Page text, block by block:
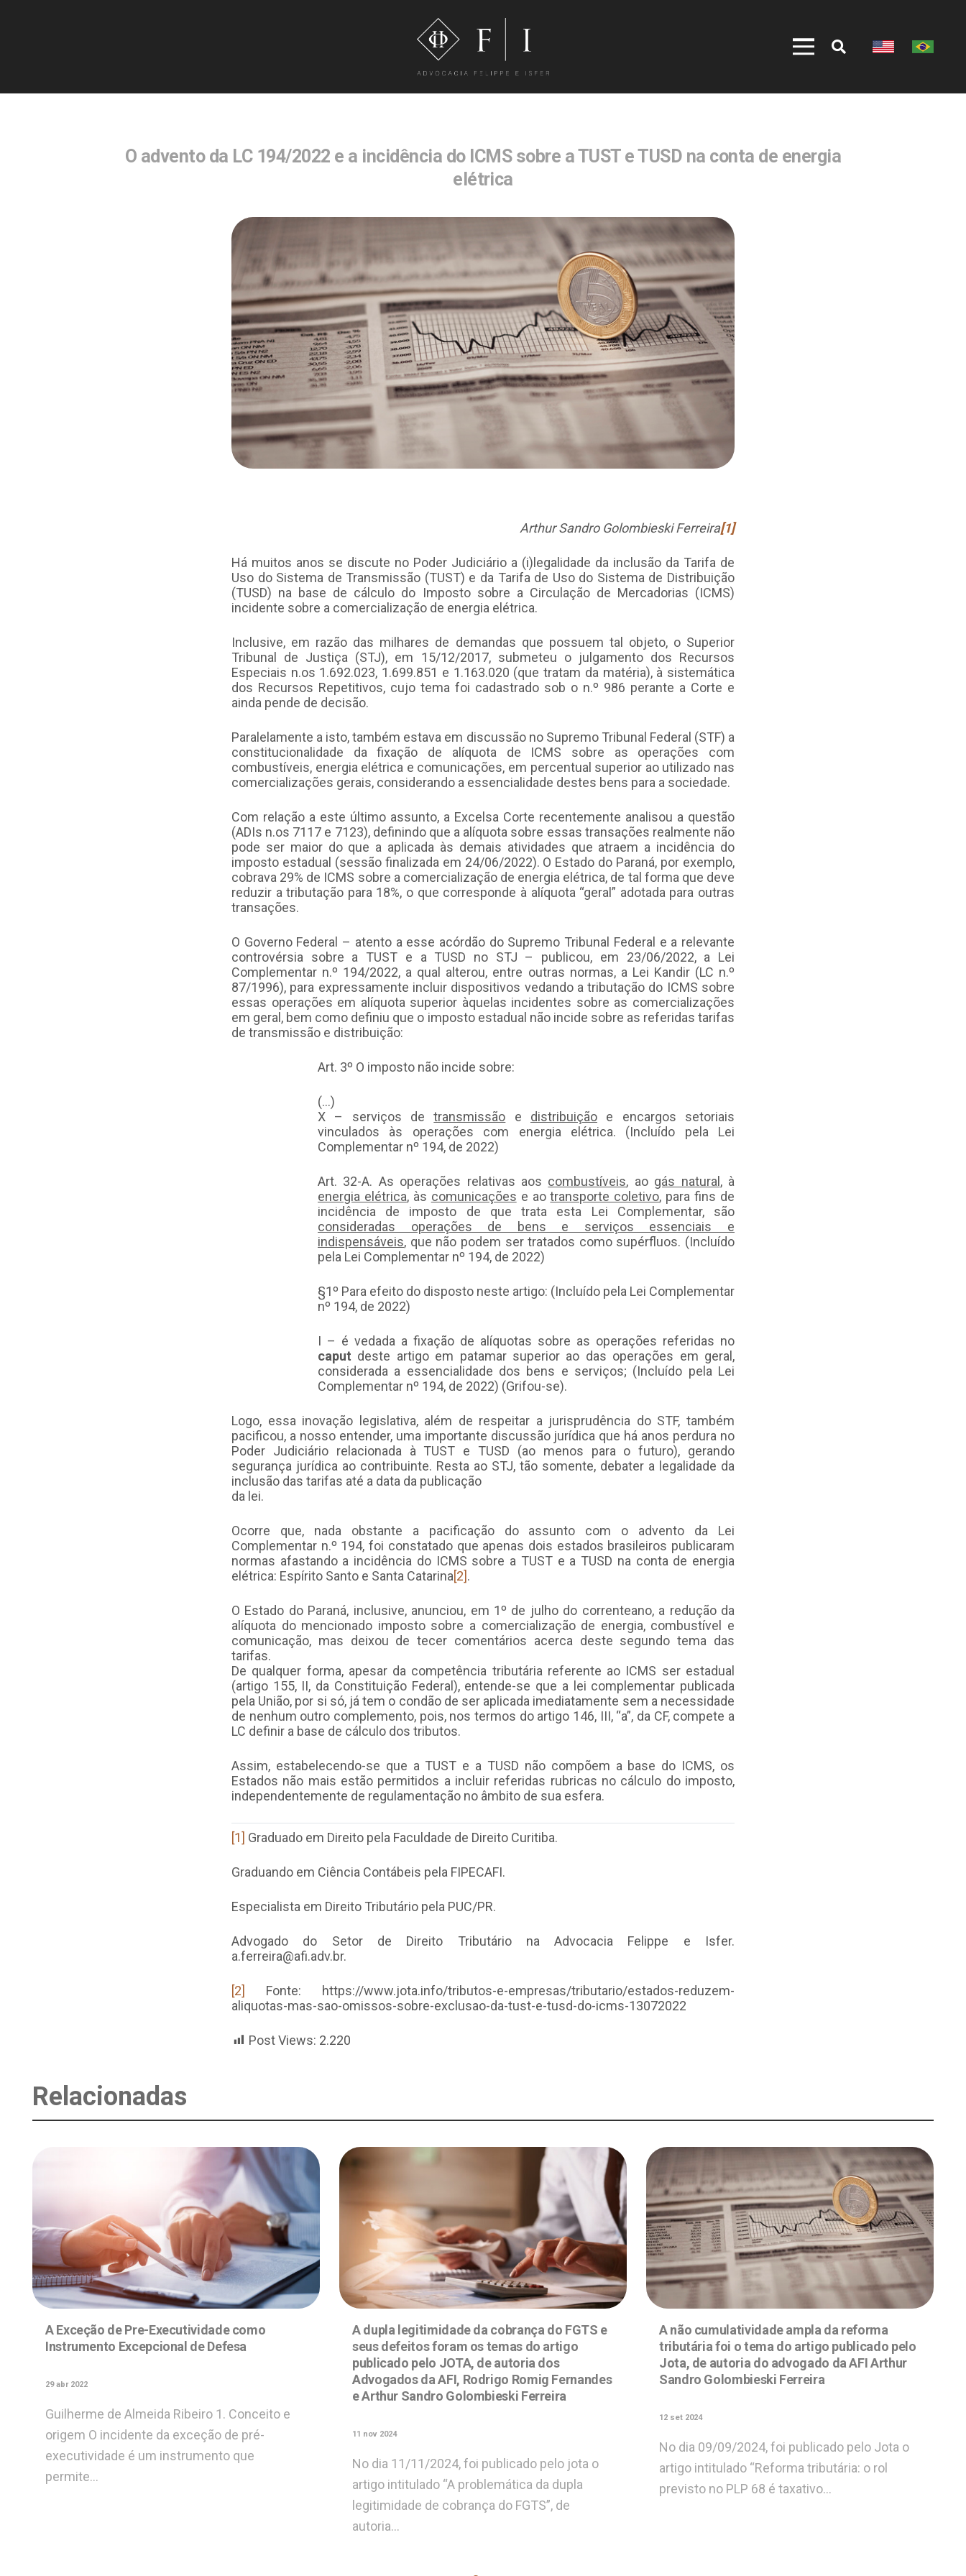
O advento da LC 194/2022 e a incidência do ICMS sobre a TUST e TUSD na conta de energia
elétrica
Arthur Sandro Golombieski Ferreira[1]
Há muitos anos se discute no Poder Judiciário a (i)legalidade da inclusão da Tarifa de
Uso do Sistema de Transmissão (TUST) e da Tarifa de Uso do Sistema de Distribuição
(TUSD) na base de cálculo do Imposto sobre a Circulação de Mercadorias (ICMS)
incidente sobre a comercialização de energia elétrica.
Inclusive, em razão das milhares de demandas que possuem tal objeto, o Superior
Tribunal de Justiça (STJ), em 15/12/2017, submeteu o julgamento dos Recursos
Especiais n.os 1.692.023, 1.699.851 e 1.163.020 (que tratam da matéria), à sistemática
dos Recursos Repetitivos, cujo tema foi cadastrado sob o n.º 986 perante a Corte e
ainda pende de decisão.
Paralelamente a isto, também estava em discussão no Supremo Tribunal Federal (STF) a
constitucionalidade da fixação de alíquota de ICMS sobre as operações com
combustíveis, energia elétrica e comunicações, em percentual superior ao utilizado nas
comercializações gerais, considerando a essencialidade destes bens para a sociedade.
Com relação a este último assunto, a Excelsa Corte recentemente analisou a questão
(ADIs n.os 7117 e 7123), definindo que a alíquota sobre essas transações realmente não
pode ser maior do que a aplicada às demais atividades que atraem a incidência do
imposto estadual (sessão finalizada em 24/06/2022). O Estado do Paraná, por exemplo,
cobrava 29% de ICMS sobre a comercialização de energia elétrica, de tal forma que deve
reduzir a tributação para 18%, o que corresponde à alíquota “geral” adotada para outras
transações.
O Governo Federal – atento a esse acórdão do Supremo Tribunal Federal e a relevante
controvérsia sobre a TUST e a TUSD no STJ – publicou, em 23/06/2022, a Lei
Complementar n.º 194/2022, a qual alterou, entre outras normas, a Lei Kandir (LC n.º
87/1996), para expressamente incluir dispositivos vedando a tributação do ICMS sobre
essas operações em alíquota superior àquelas incidentes sobre as comercializações
em geral, bem como definiu que o imposto estadual não incide sobre as referidas tarifas
de transmissão e distribuição:
Art. 3º O imposto não incide sobre:
(…)
X – serviços detransmissão e distribuição e encargos setoriais
vinculados às operações com energia elétrica. (Incluído pela Lei
Complementar nº 194, de 2022)
Art. 32-A. As operações relativas aos combustíveis, ao gás natural , à
energia elétrica, às comunicações e aotransporte coletivo, para fins de
incidência de imposto de que trata esta Lei Complementar, são
consideradas operações de bens e serviços essenciais e
indispensáveis, que não podem ser tratados como supérfluos. (Incluído
pela Lei Complementar nº 194, de 2022)
§1º Para efeito do disposto neste artigo: (Incluído pela Lei Complementar
nº 194, de 2022)
I – é vedada a fixação de alíquotas sobre as operações referidas no
caput deste artigo em patamar superior ao das operações em geral,
considerada a essencialidade dos bens e serviços; (Incluído pela Lei
Complementar nº 194, de 2022) (Grifou-se).
Logo, essa inovação legislativa, além de respeitar a jurisprudência do STF, também
pacificou, a nosso entender, uma importante discussão jurídica que há anos perdura no
Poder Judiciário relacionada à TUST e TUSD (ao menos para o futuro), gerando
segurança jurídica ao contribuinte. Resta ao STJ, tão somente, debater a legalidade da
inclusão das tarifas até a data da publicação
da lei.
Ocorre que, nada obstante a pacificação do assunto com o advento da Lei
Complementar n.º 194, foi constatado que apenas dois estados brasileiros publicaram
normas afastando a incidência do ICMS sobre a TUST e a TUSD na conta de energia
elétrica: Espírito Santo e Santa Catarina[2].
O Estado do Paraná, inclusive, anunciou, em 1º de julho do correnteano, a redução da
alíquota do mencionado imposto sobre a comercialização de energia, combustível e
comunicação, mas deixou de tecer comentários acerca deste segundo tema das
tarifas.
De qualquer forma, apesar da competência tributária referente ao ICMS ser estadual
(artigo 155, II, da Constituição Federal), entende-se que a lei complementar publicada
pela União, por si só, já tem o condão de ser aplicada imediatamente sem a necessidade
de nenhum outro complemento, pois, nos termos do artigo 146, III, “a”, da CF, compete a
LC definir a base de cálculo dos tributos.
Assim, estabelecendo-se que a TUST e a TUSD não compõem a base do ICMS, os
Estados não mais estão permitidos a incluir referidas rubricas no cálculo do imposto,
independentemente de regulamentação no âmbito de sua esfera.
[1] Graduado em Direito pela Faculdade de Direito Curitiba.
Graduando em Ciência Contábeis pela FIPECAFI.
Especialista em Direito Tributário pela PUC/PR.
Advogado do Setor de Direito Tributário na Advocacia Felippe e Isfer.
a.ferreira@afi.adv.br.
[2]
Fonte: https://www.jota.info/tributos-e-empresas/tributario/estados-reduzem-
aliquotas-mas-sao-omissos-sobre-exclusao-da-tust-e-tusd-do-icms-13072022
Post Views: 2.220
Relacionadas
A Exceção de Pre-Executividade como
Instrumento Excepcional de Defesa
29 abr 2022
Guilherme de Almeida Ribeiro 1. Conceito e
origem O incidente da exceção de pré-
executividade é um instrumento que
permite…
A dupla legitimidade da cobrança do FGTS e
seus defeitos foram os temas do artigo
publicado pelo JOTA, de autoria dos
Advogados da AFI, Rodrigo Romig Fernandes
e Arthur Sandro Golombieski Ferreira
11 nov 2024
No dia 11/11/2024, foi publicado pelo jota o
artigo intitulado “A problemática da dupla
legitimidade de cobrança do FGTS”, de
autoria…
A não cumulatividade ampla da reforma
tributária foi o tema do artigo publicado pelo
Jota, de autoria do advogado da AFI Arthur
Sandro Golombieski Ferreira
12 set 2024
No dia 09/09/2024, foi publicado pelo Jota o
artigo intitulado “Reforma tributária: o rol
previsto no PLP 68 é taxativo…